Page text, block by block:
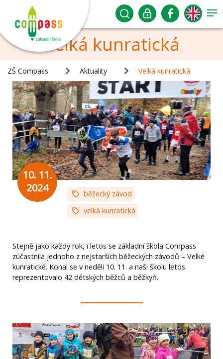
Velká kunratická
ZŠ Compass Aktuality Velká kunratická
10. 11.
2024
běžecký závod
velká kunratická
Stejně jako každý rok, i letos se základní škola Compass
zúčastnila jednoho z nejstarších běžeckých závodů – Velké
kunratické. Konal se v neděli 10. 11. a naši školu letos
reprezentovalo 42 dětských běžců a běžkyň.